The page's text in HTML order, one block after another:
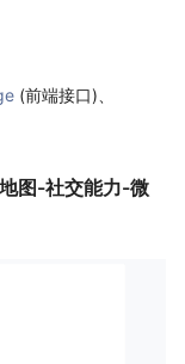
(前端接口)、
图-社交能力-微